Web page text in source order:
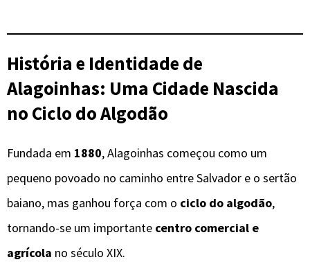
História e Identidade de
Alagoinhas: Uma Cidade Nascida
no Ciclo do Algodão
Fundada em 1880, Alagoinhas começou como um
pequeno povoado no caminho entre Salvador e o sertão
baiano, mas ganhou força com o ciclo do algodão,
tornando-se um importante centro comercial e
agrícola no século XIX.